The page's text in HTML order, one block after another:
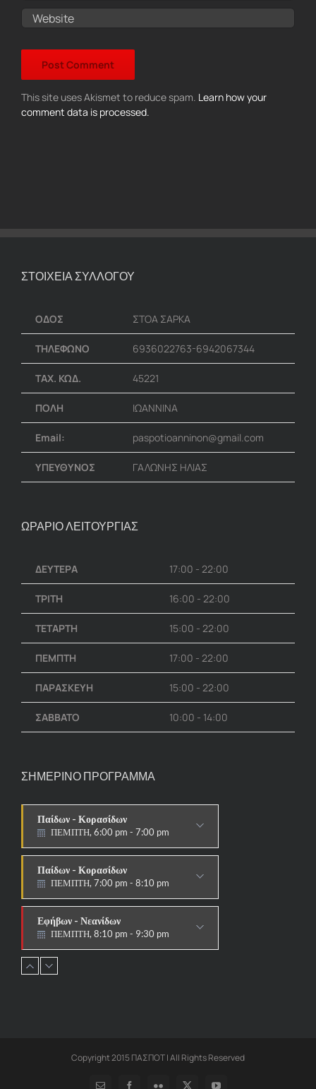
This site uses Akismet to reduce spam. Learn how your
comment data is processed.
ΣΤΟΙΧΕΙΑ ΣΥΛΛΟΓΟΥ
ΟΔΟΣ ΣΤΟΑ ΣΑΡΚΑ
ΤΗΛΕΦΩΝΟ 6936022763-6942067344
ΤΑΧ. ΚΩΔ. 45221
ΠΟΛΗ ΙΩΑΝΝΙΝΑ
Email: paspotioanninon@gmail.com
ΥΠΕΥΘΥΝΟΣ ΓΑΛΩΝΗΣ ΗΛΙΑΣ
ΩΡΑΡΙΟ ΛΕΙΤΟΥΡΓΙΑΣ
ΔΕΥΤΕΡΑ 17:00 - 22:00
ΤΡΙΤΗ 16:00 - 22:00
ΤΕΤΑΡΤΗ 15:00 - 22:00
ΠΕΜΠΤΗ 17:00 - 22:00
ΠΑΡΑΣΚΕΥΗ 15:00 - 22:00
ΣΑΒΒΑΤΟ 10:00 - 14:00
ΣΗΜΕΡΙΝΟ ΠΡΟΓΡΑΜΜΑ
Παίδων - Κορασίδων
ΠΕΜΠΤΗ, 6:00 pm - 7:00 pm
Παίδων - Κορασίδων
ΠΕΜΠΤΗ, 7:00 pm - 8:10 pm
Εφήβων - Νεανίδων
ΠΕΜΠΤΗ, 8:10 pm - 9:30 pm
ΑΥΤΟΑΜΥΝΑ
Ανδρών - Γυναικών
Copyright 2015 ΠΑΣΠΟΤ | All Rights Reserved